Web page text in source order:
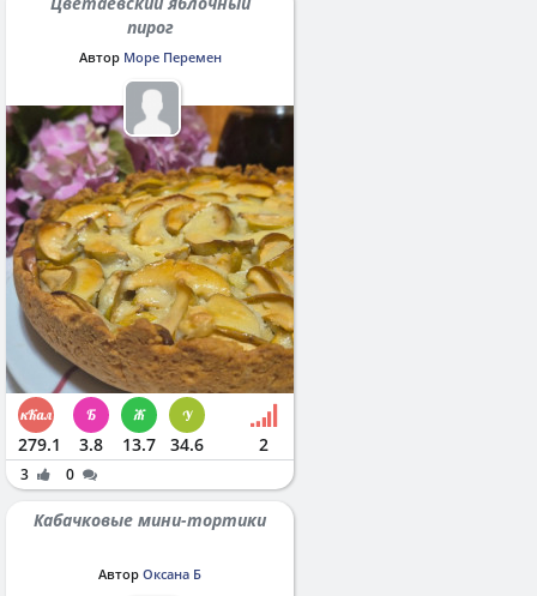
пирог
Автор Море Перемен
279.1 3.8 13.7 34.6 2
3 0
Кабачковые мини-тортики
Автор Оксана Б